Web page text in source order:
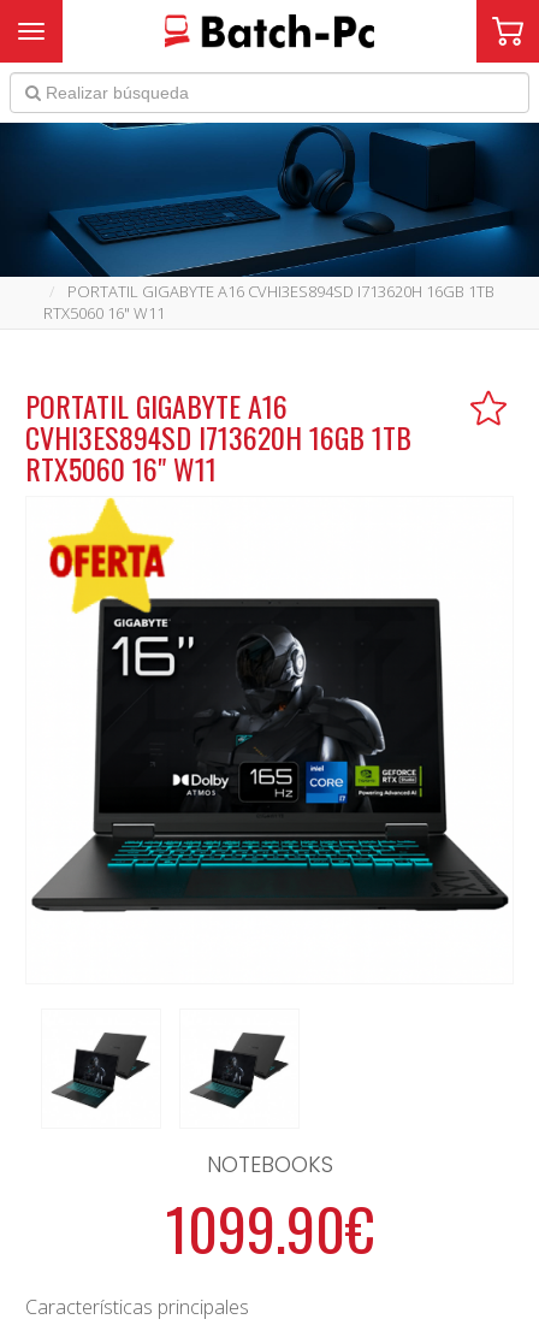
Toggle navigation
PORTATIL GIGABYTE A16 CVHI3ES894SD I713620H 16GB 1TB
RTX5060 16" W11
PORTATIL GIGABYTE A16
CVHI3ES894SD I713620H 16GB 1TB
RTX5060 16" W11
NOTEBOOKS
1099.90€
Características principales